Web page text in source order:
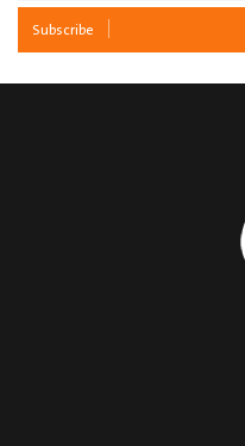
Subscribe